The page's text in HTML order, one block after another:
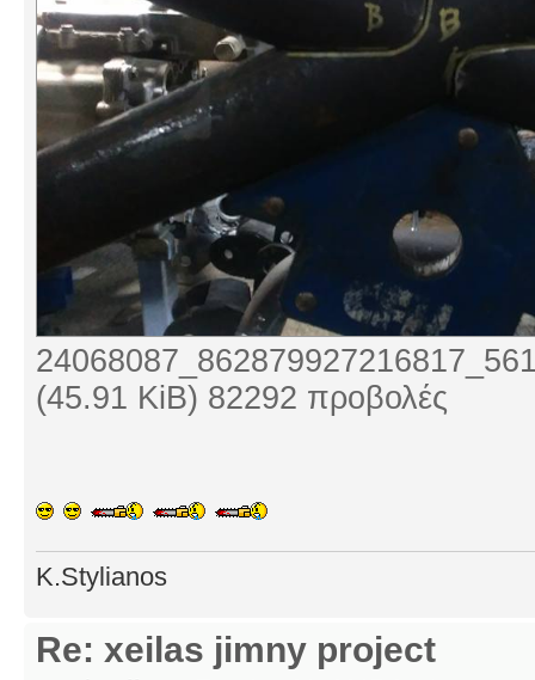
(45.91 KiB) 82292 προβολές
K.Stylianos
Re: xeilas jimny project